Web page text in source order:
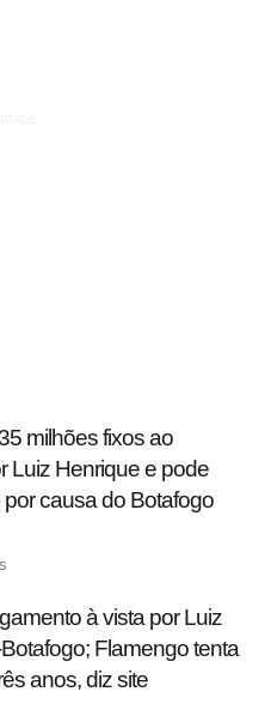
milhões fixos ao
Luiz Henrique e pode
por causa do Botafogo
à vista por Luiz
Flamengo tenta
anos, diz site